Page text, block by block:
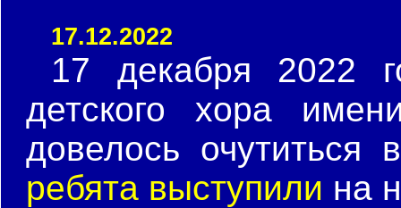
17.12.2022
17 декабря 2022
детского хора
довелось очутиться
ребята выступили на